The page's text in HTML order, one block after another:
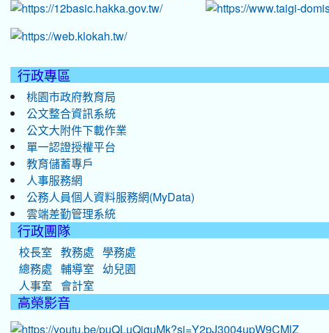
行政專區
桃園市政府教育局
公文整合資訊系統
公文大附件下載作業
單一認證授權平台
教育儲蓄專戶
人事服務網
公務人員個人資料服務網(MyData)
雲端差勤管理系統
行政團隊
校長室 教務處
學務處
總務處
輔導室
幼兒園
人事室
會計室
高榮影音